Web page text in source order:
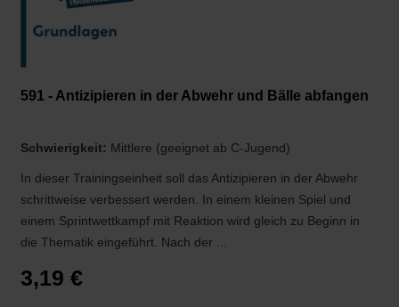
591 - Antizipieren in der Abwehr und Bälle abfangen
Schwierigkeit: Mittlere (geeignet ab C-Jugend)
In dieser Trainingseinheit soll das Antizipieren in der Abwehr
schrittweise verbessert werden. In einem kleinen Spiel und
einem Sprintwettkampf mit Reaktion wird gleich zu Beginn in
die Thematik eingeführt. Nach der ...
3,19 €